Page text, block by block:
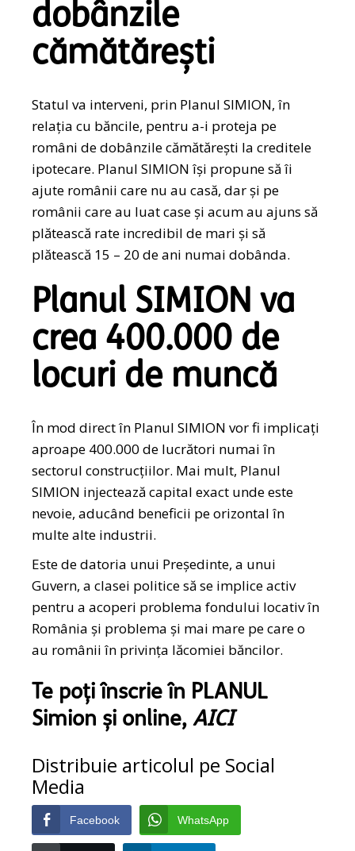
dobânzile
cămătărești
Statul va interveni, prin Planul SIMION, în
relația cu băncile, pentru a-i proteja pe
români de dobânzile cămătărești la creditele
ipotecare. Planul SIMION își propune să îi
ajute românii care nu au casă, dar și pe
românii care au luat case și acum au ajuns să
plătească rate incredibil de mari și să
plătească 15 – 20 de ani numai dobânda.
Planul SIMION va
crea 400.000 de
locuri de muncă
În mod direct în Planul SIMION vor fi implicați
aproape 400.000 de lucrători numai în
sectorul construcțiilor. Mai mult, Planul
SIMION injectează capital exact unde este
nevoie, aducând beneficii pe orizontal în
multe alte industrii.
Este de datoria unui Președinte, a unui
Guvern, a clasei politice să se implice activ
pentru a acoperi problema fondului locativ în
România și problema și mai mare pe care o
au românii în privința lăcomiei băncilor.
Te poți înscrie în PLANUL
Simion și online,AICI
Distribuie articolul pe Social
Media
Facebook WhatsApp